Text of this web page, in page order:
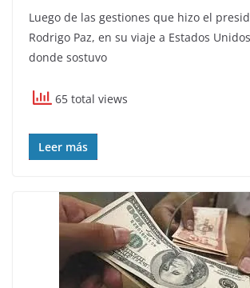
Luego de las gestiones que hizo el
Rodrigo Paz, en su viaje a Estados Unidos
donde sostuvo
65 total views
Leer más